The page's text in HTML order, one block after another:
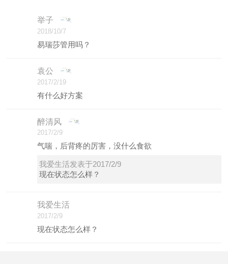
举子
2018/10/7
易瑞莎管用吗？
袁公
2017/2/19
有什么好方案
醉清风
2017/2/9
气喘，后背疼的厉害，没什么食欲
我爱生活发表于2017/2/9
现在状态怎么样？
我爱生活
2017/2/9
现在状态怎么样？